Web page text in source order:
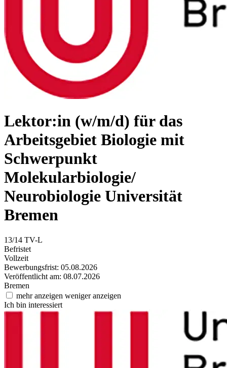
Lektor:in (w/m/d) für das
Arbeitsgebiet Biologie mit
Schwerpunkt
Molekularbiologie/
Neurobiologie Universität
Bremen
13/14 TV-L
Befristet
Vollzeit
Bewerbungsfrist: 05.08.2026
Veröffentlicht am: 08.07.2026
Bremen
mehr anzeigen weniger anzeigen
Ich bin interessiert